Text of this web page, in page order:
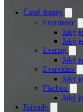
Časté dotazy
Evermusic
Jaký
Jaký
Evertag
Jaký
Evervideo
Jaký
Flacbox
Jaký
Návody